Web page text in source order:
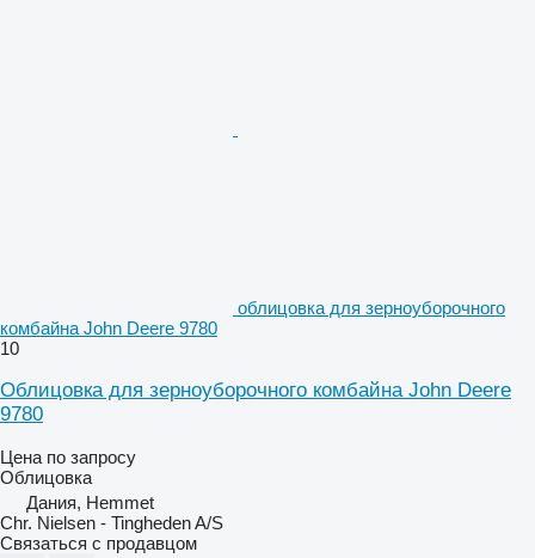
облицовка для зерноуборочного
комбайна John Deere 9780
10
Облицовка для зерноуборочного комбайна John Deere
9780
Цена по запросу
Облицовка
Дания, Hemmet
Chr. Nielsen - Tingheden A/S
Связаться с продавцом